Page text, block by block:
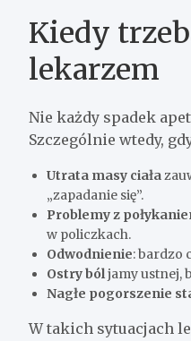
Kiedy
lekarzem
Nie każdy spadek
Szczególnie wtedy,
Utrata masy ciała
„zapadanie się”.
Problemy z
w policzkach.
Odwodnienie: bardzo
Ostry bóljamy ustnej,
Nagłe pogorszenie
W takich sytuacjach